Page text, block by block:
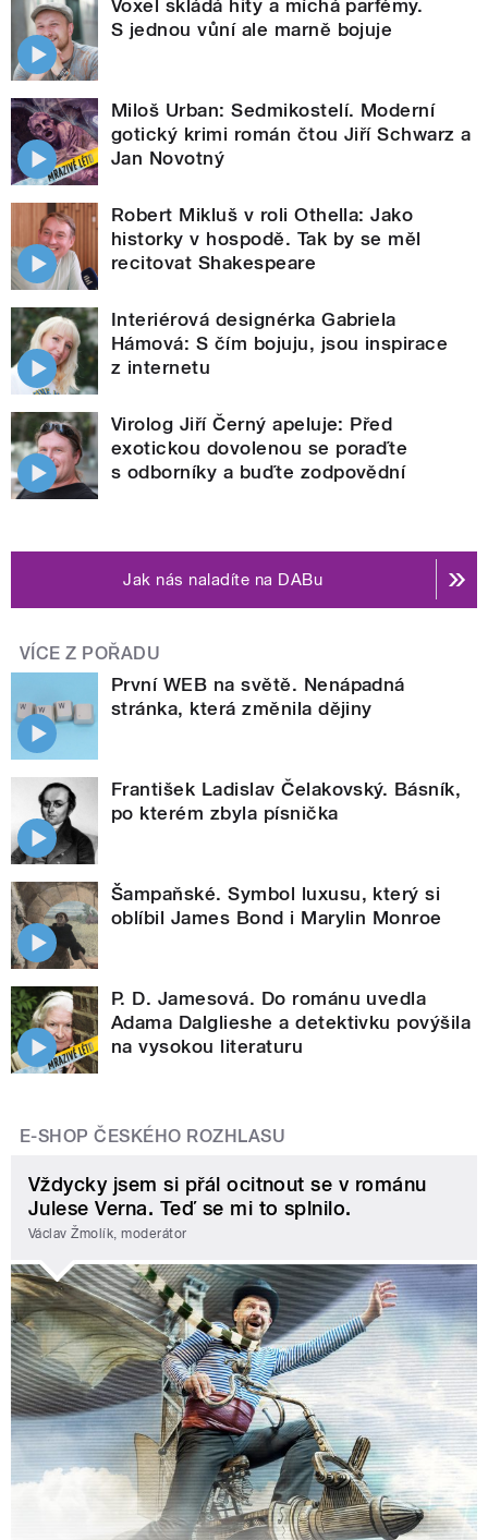
Voxel skládá hity a míchá parfémy.
S jednou vůní ale marně bojuje
Miloš Urban: Sedmikostelí. Moderní
gotický krimi román čtou Jiří Schwarz a
Jan Novotný
Robert Mikluš v roli Othella: Jako
historky v hospodě. Tak by se měl
recitovat Shakespeare
Interiérová designérka Gabriela
Hámová: S čím bojuju, jsou inspirace
z internetu
Virolog Jiří Černý apeluje: Před
exotickou dovolenou se poraďte
s odborníky a buďte zodpovědní
Jak nás naladíte na DABu
VÍCE Z POŘADU
První WEB na světě. Nenápadná
stránka, která změnila dějiny
František Ladislav Čelakovský. Básník,
po kterém zbyla písnička
Šampaňské. Symbol luxusu, který si
oblíbil James Bond i Marylin Monroe
P. D. Jamesová. Do románu uvedla
Adama Dalglieshe a detektivku povýšila
na vysokou literaturu
E-SHOP ČESKÉHO ROZHLASU
Vždycky jsem si přál ocitnout se v románu
Julese Verna. Teď se mi to splnilo.
Václav Žmolík, moderátor